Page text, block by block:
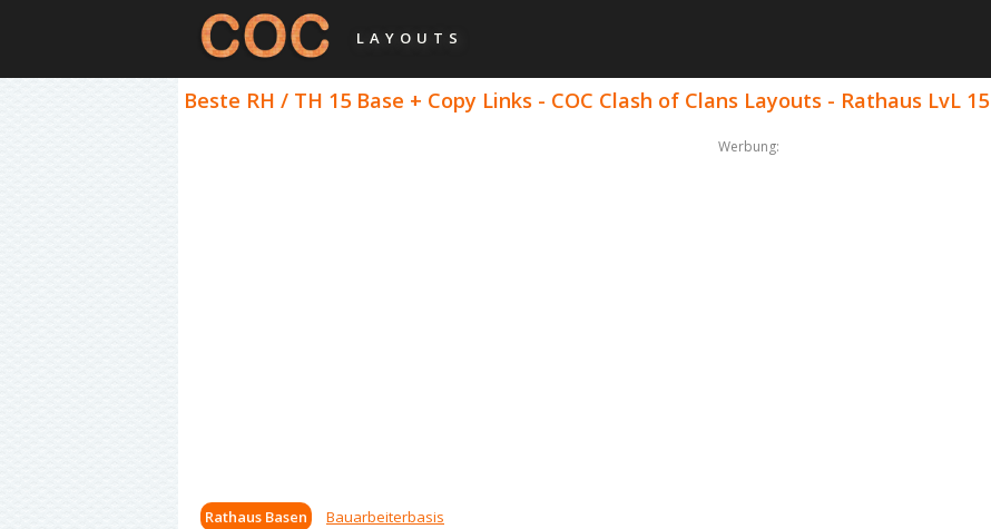
LAYOUTS
Beste RH / TH 15 Base + Copy Links - COC Clash of Clans Layouts - Rathaus LvL 15
Werbung:
Rathaus Basen Bauarbeiterbasis